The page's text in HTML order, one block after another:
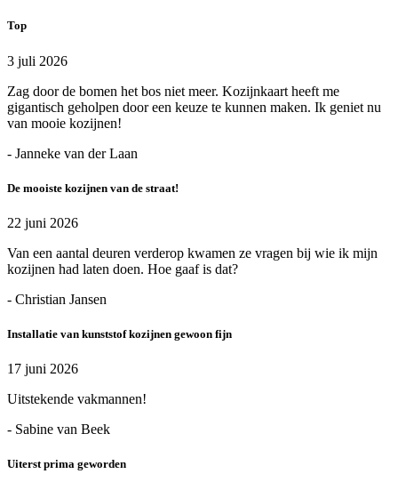
Top
3 juli 2026
Zag door de bomen het bos niet meer. Kozijnkaart heeft me
gigantisch geholpen door een keuze te kunnen maken. Ik geniet nu
van mooie kozijnen!
- Janneke van der Laan
De mooiste kozijnen van de straat!
22 juni 2026
Van een aantal deuren verderop kwamen ze vragen bij wie ik mijn
kozijnen had laten doen. Hoe gaaf is dat?
- Christian Jansen
Installatie van kunststof kozijnen gewoon fijn
17 juni 2026
Uitstekende vakmannen!
- Sabine van Beek
Uiterst prima geworden